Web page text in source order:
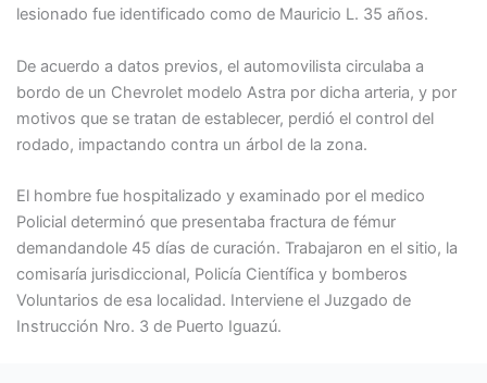
lesionado fue identificado como de Mauricio L. 35 años.
De acuerdo a datos previos, el automovilista circulaba a
bordo de un Chevrolet modelo Astra por dicha arteria, y por
motivos que se tratan de establecer, perdió el control del
rodado, impactando contra un árbol de la zona.
El hombre fue hospitalizado y examinado por el medico
Policial determinó que presentaba fractura de fémur
demandandole 45 días de curación. Trabajaron en el sitio, la
comisaría jurisdiccional, Policía Científica y bomberos
Voluntarios de esa localidad. Interviene el Juzgado de
Instrucción Nro. 3 de Puerto Iguazú.